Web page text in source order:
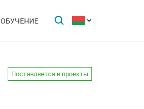
ОБУЧЕНИЕ
Поставляется в проекты